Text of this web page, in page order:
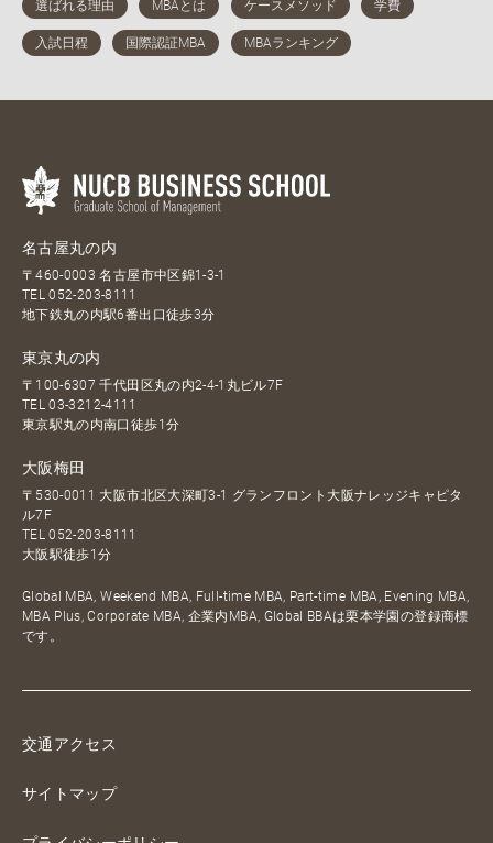
名古屋丸の内
〒460-0003 名古屋市中区錦1-3-1
TEL052-203-8111
地下鉄丸の内駅6番出口徒歩3分
東京丸の内
〒100-6307 千代田区丸の内2-4-1丸ビル7F
TEL03-3212-4111
東京駅丸の内南口徒歩1分
大阪梅田
〒530-0011 大阪市北区大深町3-1 グランフロント大阪ナレッジキャピタ
ル7F
TEL052-203-8111
大阪駅徒歩1分
Global MBA, Weekend MBA, Full-time MBA, Part-time MBA, Evening MBA,
MBA Plus, Corporate MBA, 企業内MBA, Global BBAは栗本学園の登録商標
です。
交通アクセス
サイトマップ